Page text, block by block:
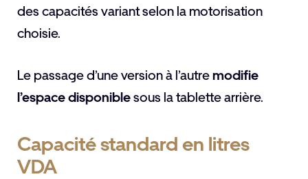
des capacités variant selon la motorisation
choisie.
Le passage d’une version à l’autremodifie
l’espace disponiblesous la tablette arrière.
Capacité standard en litres
VDA